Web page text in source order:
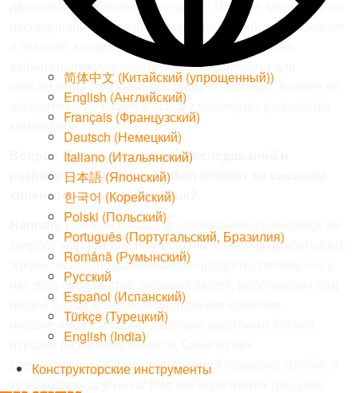
简体中文 (Китайский (упрощенный))
English (Английский)
Français (Французский)
Deutsch (Немецкий)
Italiano (Итальянский)
日本語 (Японский)
한국어 (Корейский)
Polski (Польский)
Português (Португальский, Бразилия)
Română (Румынский)
Русский
Español (Испанский)
Türkçe (Турецкий)
English (India)
Конструкторские инструменты
движение возможным. Доктор Bill Hannon, менеджер по
исследованиям и разработкам продукции, рассказывает
о знаниях, которые помогают экспертам Timken
выбирать лучшую конструкцию подшипника для
обеспечения эффективной работы системы, а также об
алгоритмах, лежащих в основе последних разработок
компании.
Вопрос. Как знания отдела исследований и
разработок компании Timken влияют на системы
клиентов нового поколения?
Hannon:Почти все наши исследования начинаются по
запросу клиента или бизнеса. Мы можем разрабатывать
эффективные подшипниковые продукты, потому что у
нас есть сообщество знающих людей, работающих над
общей целью для решения проблем клиентов,
независимо от их роли. Научные работники Timken
изучают различные области. Одни из них
специализируются на преодолении